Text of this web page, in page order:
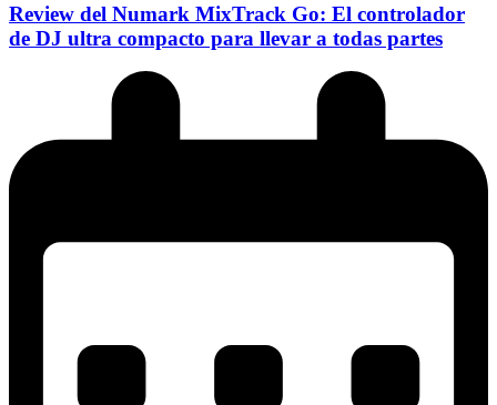
Review del Numark MixTrack Go: El controlador
de DJ ultra compacto para llevar a todas partes